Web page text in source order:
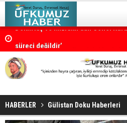
Demirtaş ve Mızraklı’dan Genel
süreci değildir’
HABERLER Gülistan Doku Haberleri